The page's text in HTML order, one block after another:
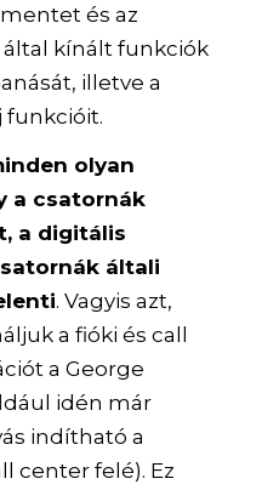
és az
által kínált funkciók
illetve a
funkcióit.
olyan
a csatornák
a digitális
általi
. Vagyis azt,
a fióki és call
a George
idén már
indítható a
center felé). Ez